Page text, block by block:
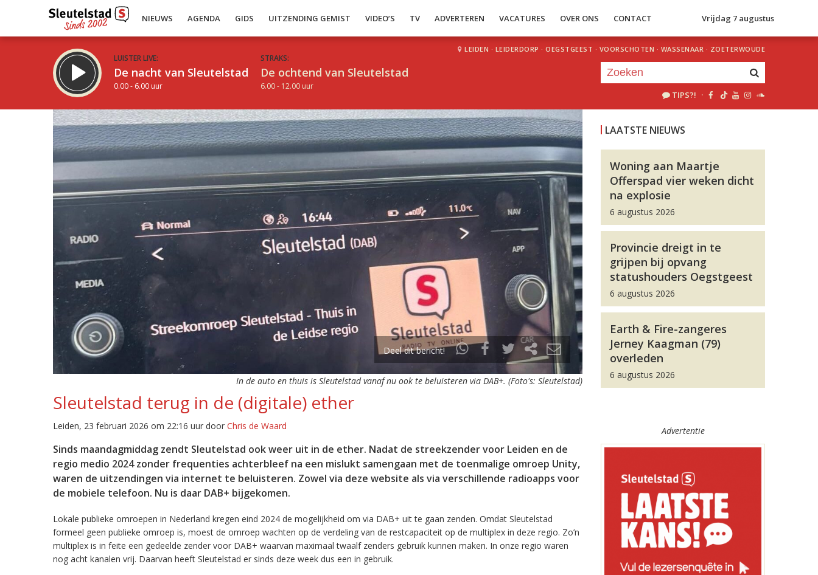
NIEUWS AGENDA GIDS UITZENDING GEMIST VIDEO’S TV ADVERTEREN VACATURES OVER ONS CONTACT Vrijdag 7 augustus
LUISTER LIVE:
De nacht van Sleutelstad
0.00 - 6.00 uur
STRAKS:
De ochtend van Sleutelstad
6.00 - 12.00 uur
LEIDEN · LEIDERDORP · OEGSTGEEST · VOORSCHOTEN · WASSENAAR · ZOETERWOUDE
TIPS?! ·
Deel dit bericht!
In de auto en thuis is Sleutelstad vanaf nu ook te beluisteren via DAB+. (Foto's: Sleutelstad)
Sleutelstad terug in de (digitale) ether
Leiden, 23 februari 2026 om 22:16 uur door Chris de Waard
Sinds maandagmiddag zendt Sleutelstad ook weer uit in de ether. Nadat de streekzender voor Leiden en de
regio medio 2024 zonder frequenties achterbleef na een mislukt samengaan met de toenmalige omroep Unity,
waren de uitzendingen via internet te beluisteren. Zowel via deze website als via verschillende radioapps voor
de mobiele telefoon. Nu is daar DAB+ bijgekomen.
Lokale publieke omroepen in Nederland kregen eind 2024 de mogelijkheid om via DAB+ uit te gaan zenden. Omdat Sleutelstad
formeel geen publieke omroep is, moest de omroep wachten op de verdeling van de restcapaciteit op de multiplex in deze regio. Zo’n
multiplex is in feite een gedeelde zender voor DAB+ waarvan maximaal twaalf zenders gebruik kunnen maken. In onze regio waren
nog acht kanalen vrij. Daarvan heeft Sleutelstad er sinds deze week dus een in gebruik.
LAATSTE NIEUWS
Woning aan Maartje
Offerspad vier weken dicht
na explosie
6 augustus 2026
Provincie dreigt in te
grijpen bij opvang
statushouders Oegstgeest
6 augustus 2026
Earth & Fire-zangeres
Jerney Kaagman (79)
overleden
6 augustus 2026
Advertentie